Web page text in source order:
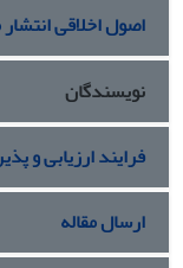
اصول اخلاقی انتشار
نویسندگان
فرایند ارزیابی و
ارسال مقاله